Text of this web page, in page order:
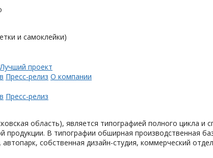
и самоклейки)
Пресс-релиз О компании
Пресс-релиз
область), является типографией полного цикла и
продукции. В типографии обширная производственная
собственная дизайн-студия, коммерческий